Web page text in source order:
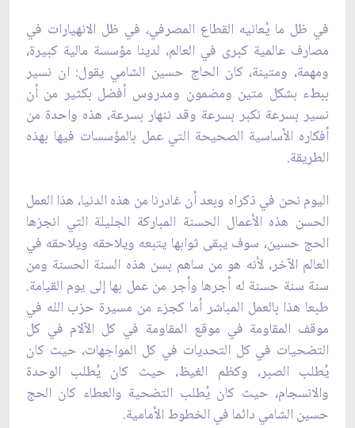
في ظل ما يُعانيه القطاع المصرفي، في ظل الانهيارات في
مصارف عالمية كبرى في العالم، لدينا ‏مؤسسة مالية كبيرة،
ومهمة، ومتينة، كان الحاج حسين الشامي يقول: ان نسير
ببطء بشكل متين ‏ومضمون ومدروس أفضل بكثير من أن
نسير بسرعة نكبر بسرعة وقد ننهار بسرعة، هذه واحدة من
أفكاره الأساسية الصحيحة التي عمل بالمؤسسات فيها بهذه
الطريقة.‏
اليوم نحن في ذكراه وبعد أن غادرنا من هذه الدنيا، هذا العمل
الحسن هذه الأعمال الحسنة المباركة ‏الجليلة التي انجزها
الحج حسين، سوف يبقى ثوابها يتبعه ويلاحقه ويلاحقه في
العالم الآخر، لأنه ‏هو من ساهم بسن هذه السنة الحسنة ومن
سنة سنة حسنة له أجرها وأجر من عمل بها إلى يوم ‏القيامة.
طبعا هذا بالعمل المباشر أما كجزء من مسيرة حزب الله في
موقف المقاومة في موقع ‏المقاومة في كل الآلام في كل
التضحيات في كل التحديات في كل المواجهات، حيث كان
يُطلب ‏الصبر، وكظم الغيظ، حيث كان يُطلب الوحدة
والانسجام، حيث كان يُطلب التضحية والعطاء كان الحج
‏حسين الشامي دائما في الخطوط الأمامية.‏